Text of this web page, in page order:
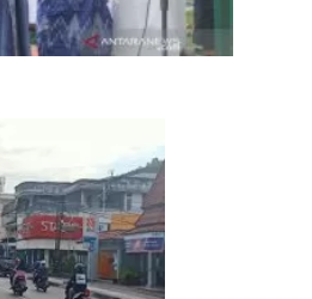
aman dan lancar